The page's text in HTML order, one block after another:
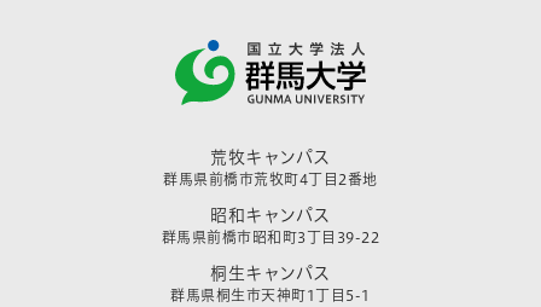
荒牧キャンパス
群馬県前橋市荒牧町4丁目2番地
昭和キャンパス
群馬県前橋市昭和町3丁目39-22
桐生キャンパス
群馬県桐生市天神町1丁目5-1